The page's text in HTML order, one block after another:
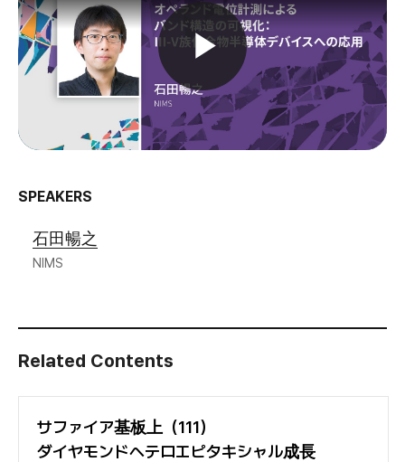
SPEAKERS
石田暢之
NIMS
Related Contents
サファイア基板上（111）
ダイヤモンドヘテロエピタキシャル成長